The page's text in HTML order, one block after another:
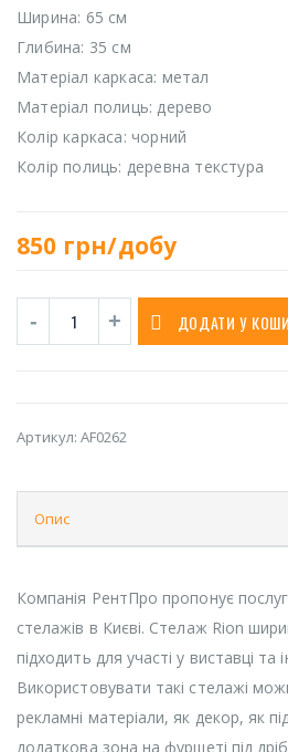
Ширина: 65 см
Глибина: 35 см
Матеріал каркаса: метал
Матеріал полиць: дерево
Колір каркаса: чорний
Колір полиць: деревна текстура
850 грн/добу
ДОДАТИ У
Артикул: AF0262
Опис
Компанія РентПро пропонує
стелажів в Києві. Стелаж Rion
підходить для участі у виставці та
Використовувати такі стелажі
рекламні матеріали, як декор, як
додаткова зона на фуршеті під